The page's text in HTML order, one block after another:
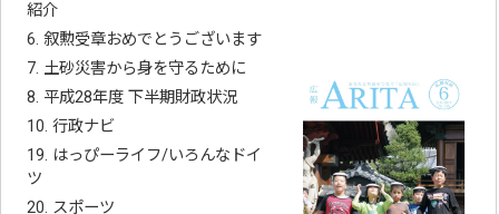
紹介
6. 叙勲受章おめでとうございます
7. 土砂災害から身を守るために
8. 平成28年度 下半期財政状況
10. 行政ナビ
19. はっぴーライフ/いろんなドイ
ツ
20. スポーツ